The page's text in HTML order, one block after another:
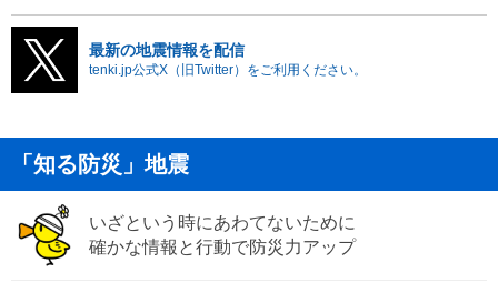
最新の地震情報を配信
tenki.jp公式X（旧Twitter）をご利用ください。
「知る防災」地震
いざという時にあわてないために
確かな情報と行動で防災力アップ